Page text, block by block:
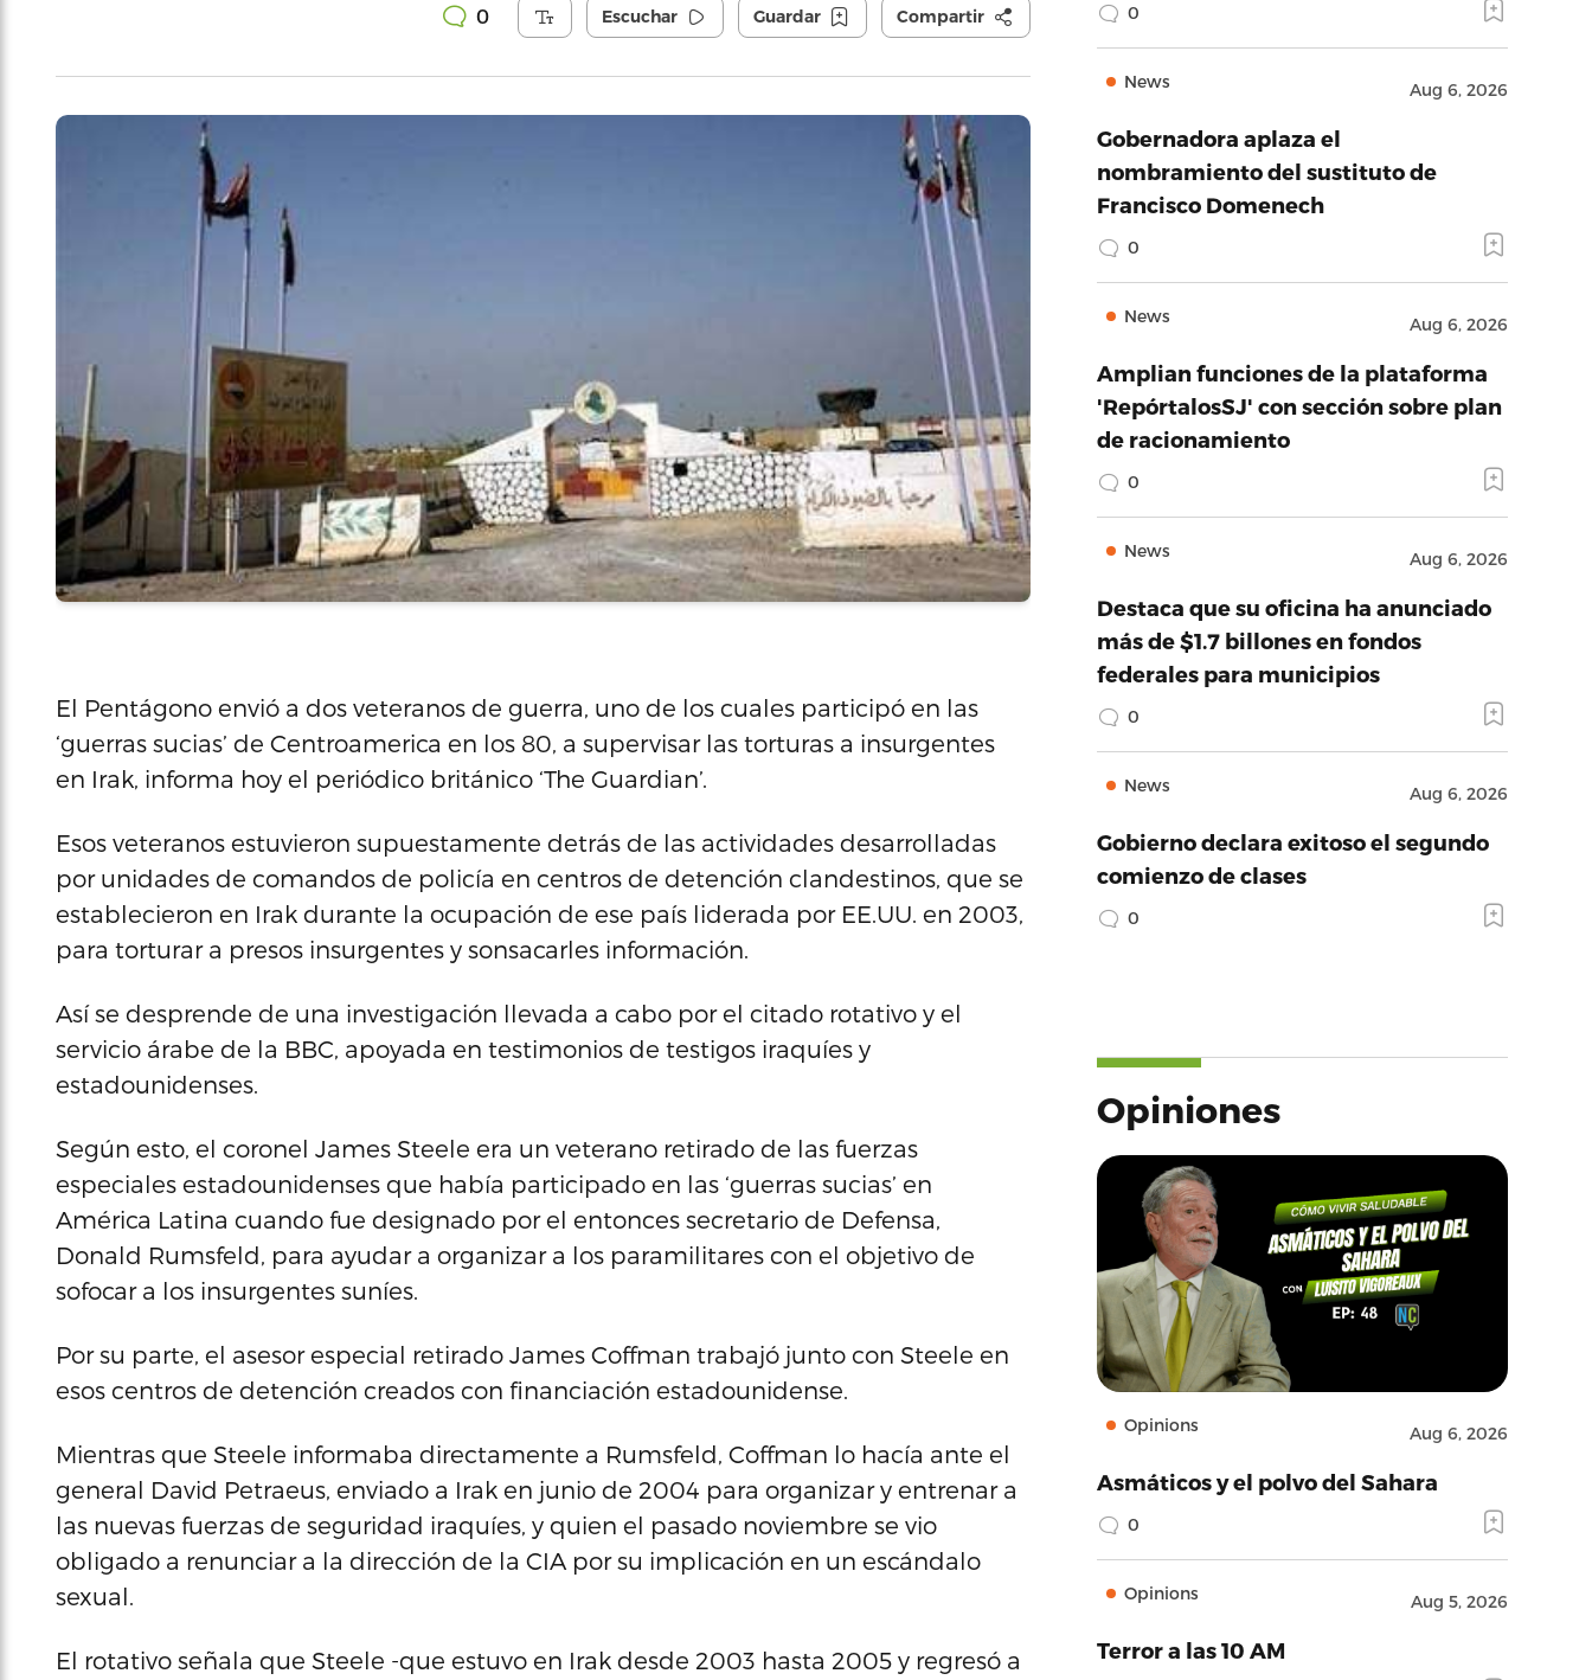
0 Escuchar Guardar Compartir
El Pentágono envió a dos veteranos de guerra, uno de los cuales participó en las
‘guerras sucias’ de Centroamerica en los 80, a supervisar las torturas a insurgentes
en Irak, informa hoy el periódico británico ‘The Guardian’.
Esos veteranos estuvieron supuestamente detrás de las actividades desarrolladas
por unidades de comandos de policía en centros de detención clandestinos, que se
establecieron en Irak durante la ocupación de ese país liderada por EE.UU. en 2003,
para torturar a presos insurgentes y sonsacarles información.
Así se desprende de una investigación llevada a cabo por el citado rotativo y el
servicio árabe de la BBC, apoyada en testimonios de testigos iraquíes y
estadounidenses.
Según esto, el coronel James Steele era un veterano retirado de las fuerzas
especiales estadounidenses que había participado en las ‘guerras sucias’ en
América Latina cuando fue designado por el entonces secretario de Defensa,
Donald Rumsfeld, para ayudar a organizar a los paramilitares con el objetivo de
sofocar a los insurgentes suníes.
Por su parte, el asesor especial retirado James Coffman trabajó junto con Steele en
esos centros de detención creados con financiación estadounidense.
Mientras que Steele informaba directamente a Rumsfeld, Coffman lo hacía ante el
general David Petraeus, enviado a Irak en junio de 2004 para organizar y entrenar a
las nuevas fuerzas de seguridad iraquíes, y quien el pasado noviembre se vio
obligado a renunciar a la dirección de la CIA por su implicación en un escándalo
sexual.
El rotativo señala que Steele -que estuvo en Irak desde 2003 hasta 2005 y regresó a
0
News Aug 6, 2026
Gobernadora aplaza el
nombramiento del sustituto de
Francisco Domenech
0
News Aug 6, 2026
Amplian funciones de la plataforma
'RepórtalosSJ' con sección sobre plan
de racionamiento
0
News Aug 6, 2026
Destaca que su oficina ha anunciado
más de $1.7 billones en fondos
federales para municipios
0
News Aug 6, 2026
Gobierno declara exitoso el segundo
comienzo de clases
0
Opiniones
Opinions Aug 6, 2026
Asmáticos y el polvo del Sahara
0
Opinions Aug 5, 2026
Terror a las 10 AM